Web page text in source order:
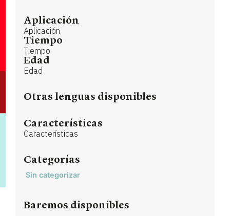
Aplicación
Aplicación
Tiempo
Tiempo
Edad
Edad
Otras lenguas disponibles
Características
Características
Categorías
Sin categorizar
Baremos disponibles